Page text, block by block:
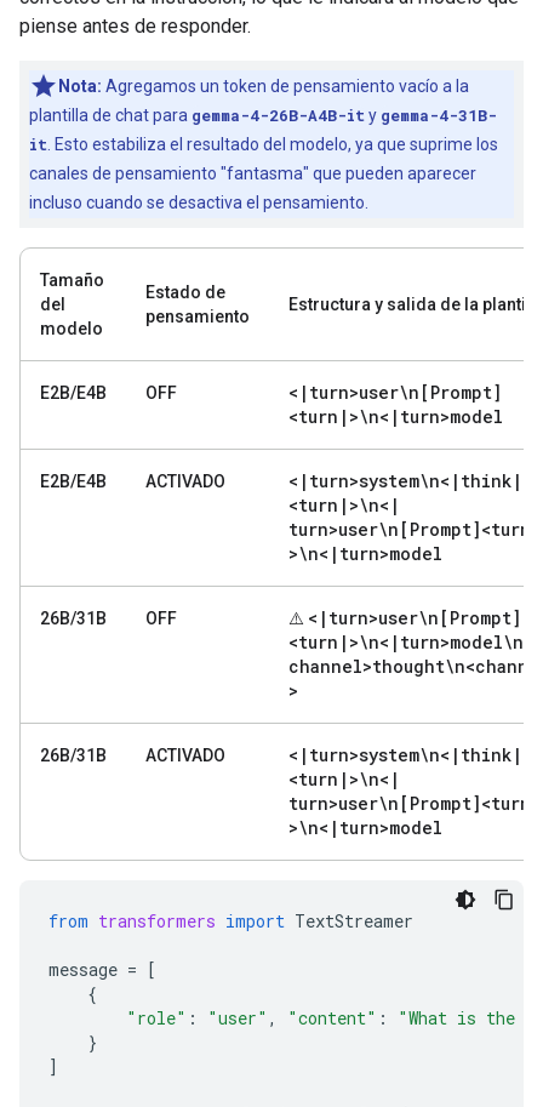
piense antes de responder.
Nota: Agregamos un token de pensamiento vacío a la
plantilla de chat para gemma-4-26B-A4B-it y gemma-4-31B-
it . Esto estabiliza el resultado del modelo, ya que suprime los
canales de pensamiento "fantasma" que pueden aparecer
incluso cuando se desactiva el pensamiento.
Tamaño
del
modelo
Estado de
pensamiento
Estructura y salida de la
E2B/E4B OFF < | turn>user\n[Prompt]
<turn | >\n< | turn>model
E2B/E4B ACTIVADO < | turn>system\n< | think |
<turn | >\n< |
turn>user\n[Prompt]<turn
>\n< | turn>model
26B/31B OFF ⚠️ < | turn>user\n[Prompt]
<turn | >\n< | turn>model\n<
>
26B/31B ACTIVADO < | turn>system\n< | think |
<turn | >\n< |
turn>user\n[Prompt]<turn
>\n< | turn>model
from transformers import TextStreamer
message = [
{
"role" : "user" , "content" :
"What is the
}
]